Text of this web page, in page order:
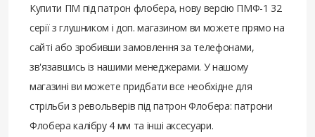
Купити ПМ під патрон флобера, нову версію ПМФ-1 32
серії з глушником і доп. магазином ви можете прямо на
сайті або зробивши замовлення за телефонами,
зв'язавшись із нашими менеджерами. У нашому
магазині ви можете придбати все необхідне для
стрільби з револьверів під патрон Флобера: патрони
Флобера калібру 4 мм та інші аксесуари.